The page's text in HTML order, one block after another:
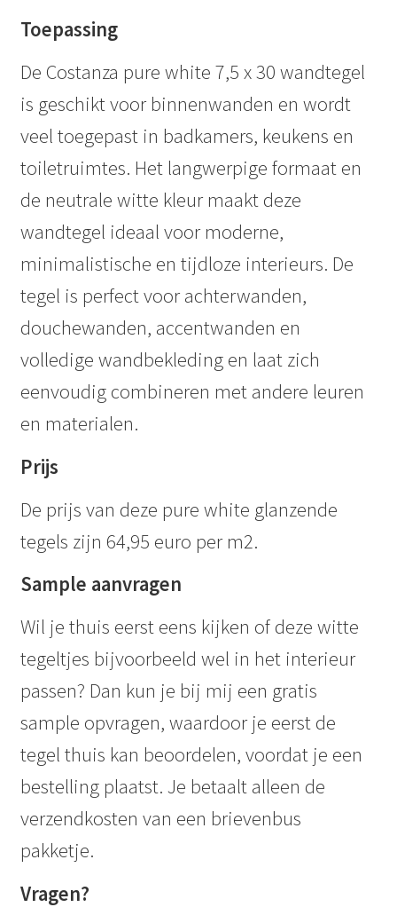
Toepassing
De Costanza pure white 7,5 x 30 wandtegel
is geschikt voor binnenwanden en wordt
veel toegepast in badkamers, keukens en
toiletruimtes. Het langwerpige formaat en
de neutrale witte kleur maakt deze
wandtegel ideaal voor moderne,
minimalistische en tijdloze interieurs. De
tegel is perfect voor achterwanden,
douchewanden, accentwanden en
volledige wandbekleding en laat zich
eenvoudig combineren met andere leuren
en materialen.
Prijs
De prijs van deze pure white glanzende
tegels zijn 64,95 euro per m2.
Sample aanvragen
Wil je thuis eerst eens kijken of deze witte
tegeltjes bijvoorbeeld wel in het interieur
passen? Dan kun je bij mij een gratis
sample opvragen, waardoor je eerst de
tegel thuis kan beoordelen, voordat je een
bestelling plaatst. Je betaalt alleen de
verzendkosten van een brievenbus
pakketje.
Vragen?